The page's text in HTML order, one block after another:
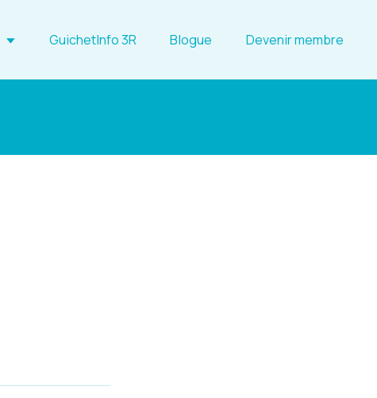
GuichetInfo 3R Blogue Devenir membre